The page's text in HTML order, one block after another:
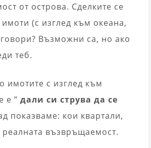
от острова. Сделките се
(с изглед към океана,
Възможни са, но ако
теб.
имотите с изглед към
е ” дали си струва да се
показваме: кои квартали,
реалната възвръщаемост.